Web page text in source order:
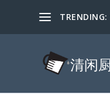
TRENDING: